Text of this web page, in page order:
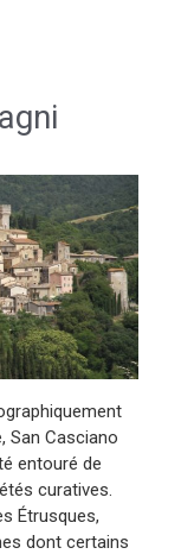
San Casciano
entouré de
curatives.
Étrusques,
dont certains